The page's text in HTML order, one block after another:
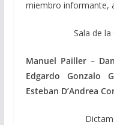
miembro informante,
Sala de
Manuel Pailler –
Edgardo Gonzalo
Esteban D’Andrea